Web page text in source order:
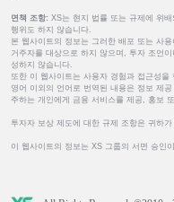
면책 조항: XS는 현지 법률 또는 규제에 위
행위도 하지 않습니다.
본 웹사이트의 정보는 그러한 배포 또는 사
거주자를 대상으로 하지 않으며, 투자 조언
성하지 않습니다.
또한 이 웹사이트는 사용자 경험과 접근성을
영어 이외의 언어로 번역된 내용은 정보 제
주하는 개인에게 금융 서비스를 제공, 홍보
투자자 보상 제도에 대한 규제 조항은 귀하
이 웹사이트의 정보는 XS 그룹의 서면 승인